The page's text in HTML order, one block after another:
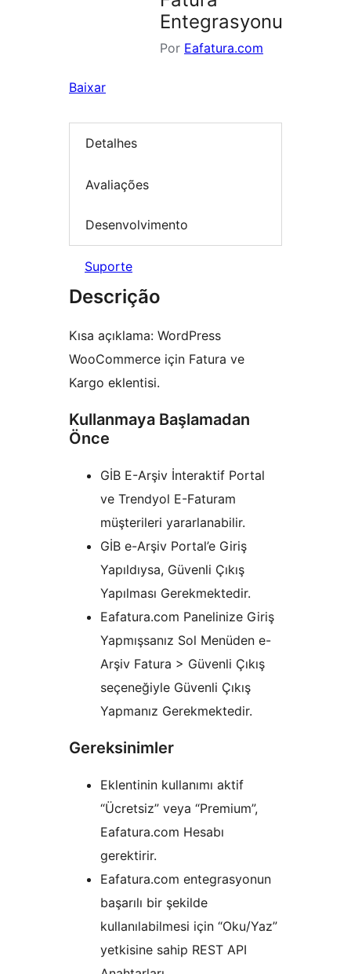
Entegrasyonu
Por Eafatura.com
Baixar
Detalhes
Avaliações
Desenvolvimento
Suporte
Descrição
Kısa açıklama: WordPress
WooCommerce için Fatura ve
Kargo eklentisi.
Kullanmaya Başlamadan
Önce
GİB E-Arşiv İnteraktif Portal
ve Trendyol E-Faturam
müşterileri yararlanabilir.
GİB e-Arşiv Portal’e Giriş
Yapıldıysa, Güvenli Çıkış
Yapılması Gerekmektedir.
Eafatura.com Panelinize Giriş
Yapmışsanız Sol Menüden e-
Arşiv Fatura > Güvenli Çıkış
seçeneğiyle Güvenli Çıkış
Yapmanız Gerekmektedir.
Gereksinimler
Eklentinin kullanımı aktif
“Ücretsiz” veya “Premium”,
Eafatura.com Hesabı
gerektirir.
Eafatura.com entegrasyonun
başarılı bir şekilde
kullanılabilmesi için “Oku/Yaz”
yetkisine sahip REST API